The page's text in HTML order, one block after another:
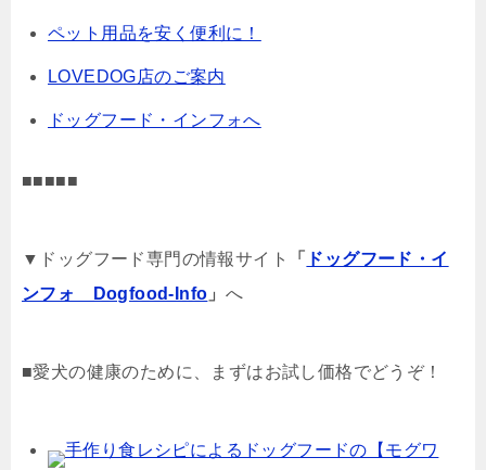
ペット用品を安く便利に！
LOVEDOG店のご案内
ドッグフード・インフォへ
■■■■■
▼ドッグフード専門の情報サイト 「
ドッグフード・イ
ンフォ Dogfood-Info 」 へ
■愛犬の健康のために、まずはお試し価格でどうぞ！
手作り食レシピによるドッグフードの【モグワ